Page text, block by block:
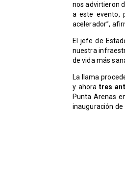
nos advirtieron
a este evento,
acelerador”,
El jefe de
nuestra
de vida más
La llama
y ahora tres
Punta Arenas
inauguración de